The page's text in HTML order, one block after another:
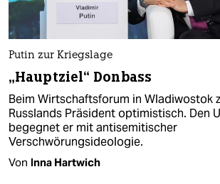
Putin zur Kriegslage
„Hauptziel“ Donbass
Beim Wirtschaftsforum in Wladiwostok
Russlands Präsident optimistisch. Den
begegnet er mit antisemitischer
Verschwörungsideologie.
Von Inna Hartwich